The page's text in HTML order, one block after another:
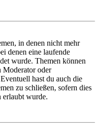
in denen nicht mehr
denen eine laufende
wurde. Themen können
Moderator oder
hast du auch die
zu schließen, sofern dies
wurde.